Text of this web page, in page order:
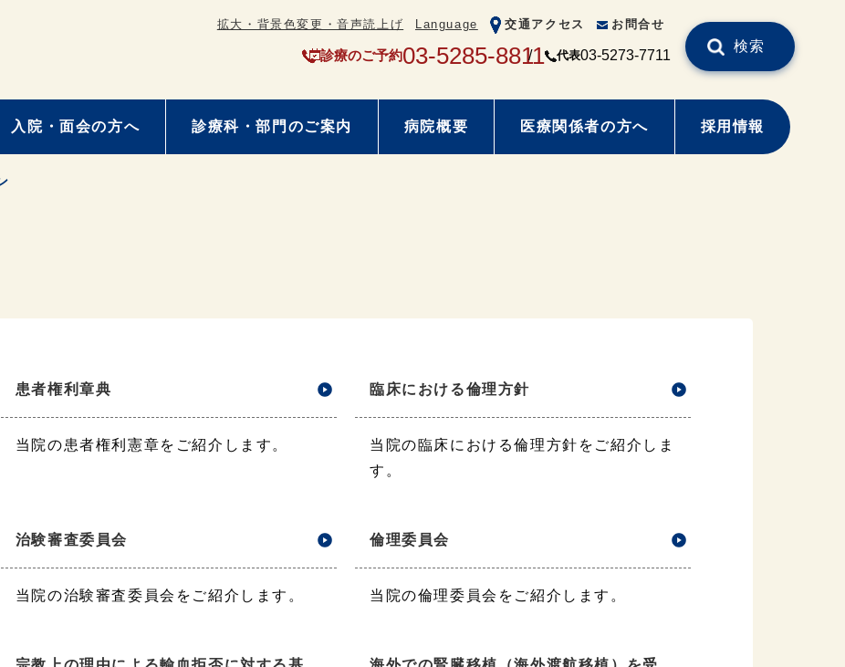
拡大・背景色変更・音声読上げ Language 交通アクセス お問合せ
診療のご予約03-5285-8811 代表03-5273-7711
検索
入院・面会の方へ 診療科・部門のご案内 病院概要 医療関係者の方へ 採用情報
患者権利章典
当院の患者権利憲章をご紹介します。
臨床における倫理方針
当院の臨床における倫理方針をご紹介しま
す。
治験審査委員会
当院の治験審査委員会をご紹介します。
倫理委員会
当院の倫理委員会をご紹介します。